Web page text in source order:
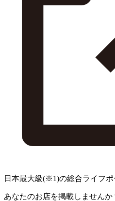
日本最大級(※1)の総合ライフポ
あなたのお店を掲載しませんか